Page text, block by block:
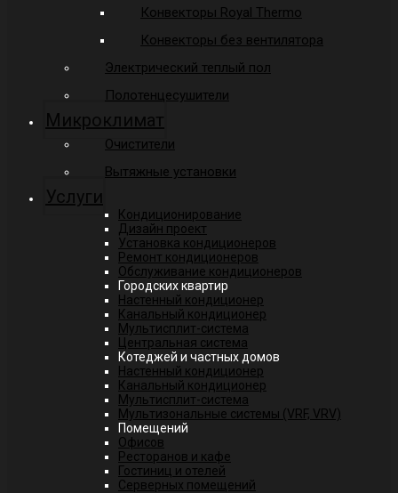
Конвекторы Royal Thermo
Конвекторы без вентилятора
Электрический теплый пол
Полотенцесушители
Микроклимат
Очистители
Вытяжные установки
Услуги
Кондиционирование
Дизайн проект
Установка кондиционеров
Ремонт кондиционеров
Обслуживание кондиционеров
Городских квартир
Настенный кондиционер
Канальный кондиционер
Мультисплит-система
Центральная система
Котеджей и частных домов
Настенный кондиционер
Канальный кондиционер
Мультисплит-система
Мультизональные системы (VRF, VRV)
Помещений
Офисов
Ресторанов и кафе
Гостиниц и отелей
Серверных помещений